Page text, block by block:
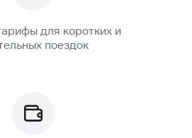
для коротких и
поездок